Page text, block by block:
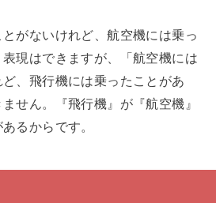
とがないけれど、航空機には乗っ
現はできますが、「航空機には
、飛行機には乗ったことがあ
せん。『飛行機』が『航空機』
るからです。